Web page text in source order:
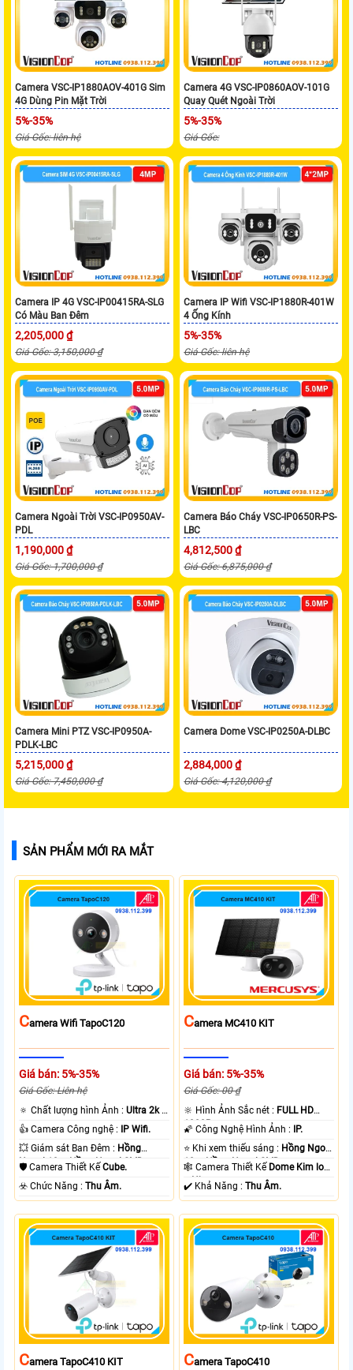
Camera VSC-IP1880AOV-401G Sim
4G Dùng Pin Mặt Trời
5%-35%
Giá Gốc: liên hệ
Camera 4G VSC-IP0860AOV-101G
Quay Quét Ngoài Trời
5%-35%
Giá Gốc:
Camera IP 4G VSC-IP00415RA-SLG
Có Màu Ban Đêm
2,205,000 ₫
Giá Gốc: 3,150,000 ₫
Camera IP Wifi VSC-IP1880R-401W
4 Ống Kính
5%-35%
Giá Gốc: liên hệ
Camera Ngoài Trời VSC-IP0950AV-
PDL
1,190,000 ₫
Giá Gốc: 1,700,000 ₫
Camera Báo Cháy VSC-IP0650R-PS-
LBC
4,812,500 ₫
Giá Gốc: 6,875,000 ₫
Camera Mini PTZ VSC-IP0950A-
PDLK-LBC
5,215,000 ₫
Giá Gốc: 7,450,000 ₫
Camera Dome VSC-IP0250A-DLBC
2,884,000 ₫
Giá Gốc: 4,120,000 ₫
SẢN PHẨM MỚI RA MẮT
CAmera Wifi TapoC120
Giá bán: 5%-35%
Giá Gốc: Liên hệ
🔅 Chất lượng hình Ảnh :Ultra 2k +
.
👍 Camera Công nghệ :
IP Wifi.
💥 Giám sát Ban Đêm : Hồng
Ngoại 10m Hồng Ngoại SMD.
🛡 Camera Thiết KếCube.
️☣️ Chức Năng :Thu Âm.
CAmera MC410 KIT
Giá bán: 5%-35%
Giá Gốc: 00 ₫
🔆 Hình Ảnh Sắc nét : FULL HD
1080P .
🌠 Công Nghệ Hình Ảnh :
IP.
⭐ Khi xem thiếu sáng : Hồng Ngoại
10m Hồng Ngoại SMD.
🕸️ Camera Thiết Kế Dome Kim loại
+ Nhựa.
️✔️ Khả Năng :Thu Âm.
CAmera TapoC410 KIT CAmera TapoC410